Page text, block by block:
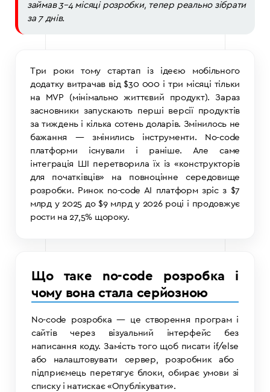
займав 3–4 місяці розробки, тепер реально зібрати
за 7 днів.
Три роки тому стартап із ідеєю мобільного
додатку витрачав від $30 000 і три місяці тільки
на MVP (мінімально життєвий продукт). Зараз
засновники запускають перші версії продуктів
за тиждень і кілька сотень доларів. Змінилось не
бажання — змінились інструменти.
No-code
платформи існували і раніше. Але саме
інтеграція ШІ перетворила їх із «конструкторів
для початківців» на повноцінне середовище
розробки. Ринок no-code AI платформ зріс з $7
млрд у 2025 до $9 млрд у 2026 році і продовжує
рости на 27,5% щороку.
Що таке no-code розробка і
чому вона стала серйозною
No-code розробка — це створення програм і
сайтів через візуальний інтерфейс без
написання коду. Замість того щоб писати if/else
або налаштовувати сервер, розробник або
підприємець перетягує блоки, обирає умови зі
списку і натискає «Опублікувати».